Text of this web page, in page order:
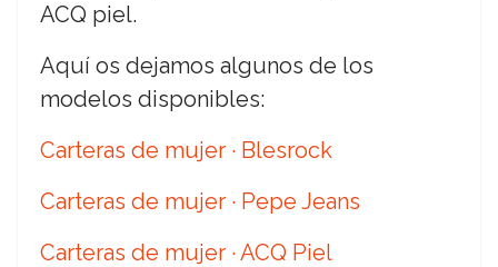
ACQ piel.
Aquí os dejamos algunos de los
modelos disponibles:
Carteras de mujer · Blesrock
Carteras de mujer · Pepe Jeans
Carteras de mujer · ACQ Piel